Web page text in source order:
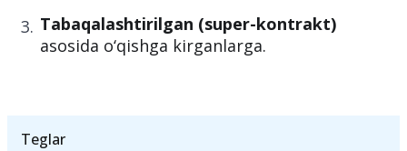
Tabaqalashtirilgan (super-kontrakt)
asosida o‘qishga kirganlarga.
Teglar